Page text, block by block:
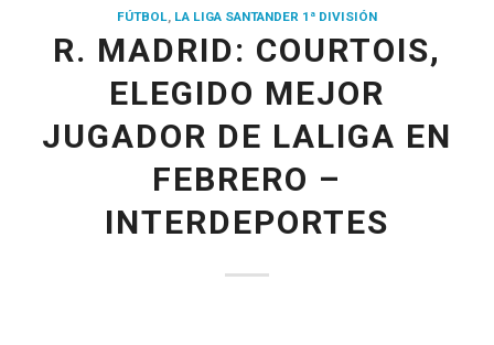
FÚTBOL, LA LIGA SANTANDER 1ª DIVISIÓN
R. MADRID: COURTOIS,
ELEGIDO MEJOR
JUGADOR DE LALIGA EN
FEBRERO –
INTERDEPORTES